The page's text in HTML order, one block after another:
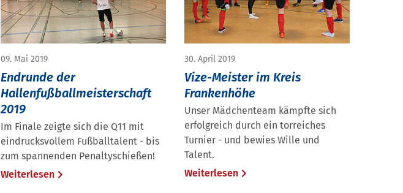
09. Mai 2019
Endrunde der
Hallenfußballmeisterschaft
2019
Im Finale zeigte sich die Q11 mit
eindrucksvollem Fußballtalent - bis
zum spannenden Penaltyschießen!
Weiterlesen
30. April 2019
Vize-Meister im Kreis
Frankenhöhe
Unser Mädchenteam kämpfte sich
erfolgreich durch ein torreiches
Turnier - und bewies Wille und
Talent.
Weiterlesen